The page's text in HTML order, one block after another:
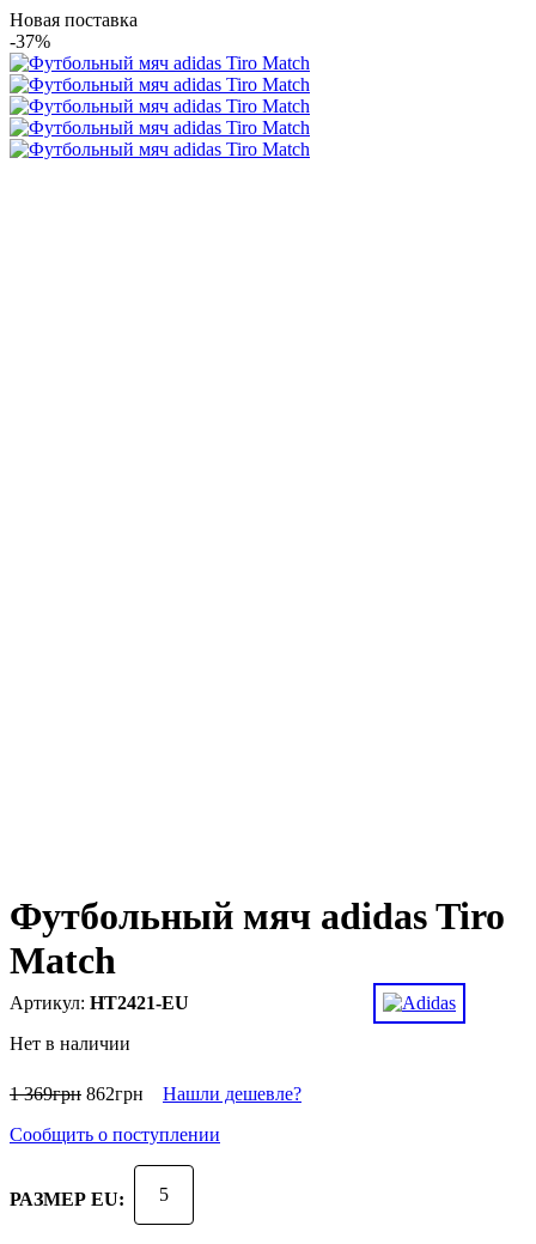
Новая поставка
-37%
Футбольный мяч adidas Tiro
Match
HT2421-EU
Нет в наличии
1 369грн 862грн
Нашли дешевле?
Сообщить о поступлении
РАЗМЕР EU: 5